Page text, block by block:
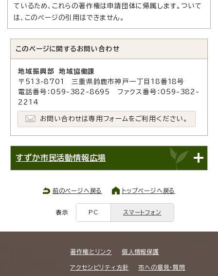
ているため、これらの著作権は申請団体に帰属します。ついて
は、このページの引用はできません。
このページに関する お問い合わせ
地域振興部 地域協働課
〒513-8701 三重県鈴鹿市神戸一丁目18番18号
電話番号：059-382-8695 ファクス番号：059-382-
2214
お問い合わせは専用フォームをご利用ください。
すずか市民活動情報広場
前のページへ戻る トップページへ戻る
表示 PC スマートフォン
著作権とリンク 個人情報保護
アクセシビリティ方針 市への意見・質問